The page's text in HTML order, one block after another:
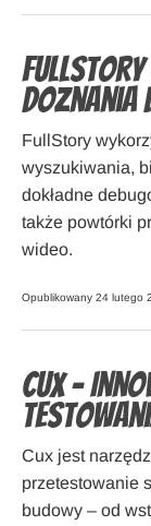
FullStory
doznania
FullStory
wyszukiwania,
dokładne
także powtórki
wideo.
Opublikowany 24 lutego
Cux –
Cux jest
przetestowanie
budowy – od